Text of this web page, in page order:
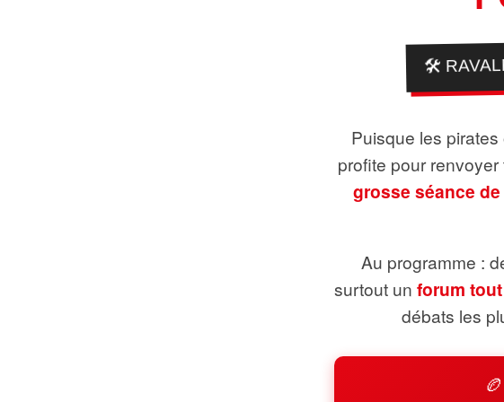
🛠️
Puisque les
profite pour
grosse séance
Au programme :
surtout un forum
débats les